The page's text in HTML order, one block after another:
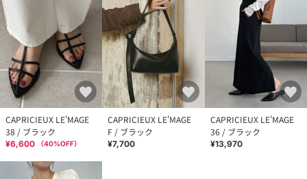
CAPRICIEUX LE'MAGE
38 / ブラック
¥6,600 （40%OFF）
CAPRICIEUX LE'MAGE
F / ブラック
¥7,700
CAPRICIEUX LE'MAGE
36 / ブラック
¥13,970